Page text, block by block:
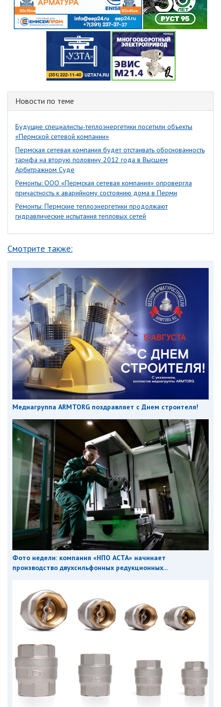
Новости по теме
Будущие специалисты-теплоэнергетики посетили объекты
«Пермской сетевой компании»
Пермская сетевая компания будет отстаивать обоснованность
тарифа на вторую половину 2012 года в Высшем
Арбитражном Суде
Ремонты: ООО «Пермская сетевая компания» опровергла
причастность к аварийному состоянию дома в Перми
Ремонты: Пермские теплоэнергетики продолжают
гидравлические испытания тепловых сетей
Смотрите также:
Медиагруппа ARMTORG поздравляет с Днем строителя!
Фото недели: компания «НПО АСТА» начинает
производство двухсильфонных редукционных...